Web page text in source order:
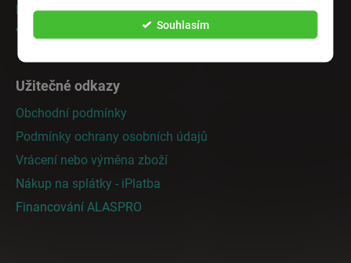
Souhlasím
Doprava a platba
Vrácení nebo výměna zboží
Užitečné odkazy
Obchodní podmínky
Podmínky ochrany osobních údajů
Vrácení nebo výměna zboží
Nákup na splátky - iPlatba
Financování ALASPRO